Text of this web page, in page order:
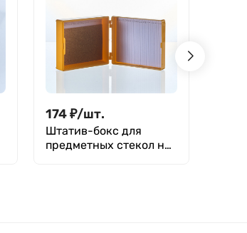
174₽/шт.
Штатив-бокс для
предметных стекол на